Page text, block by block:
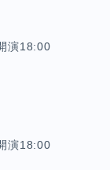
演18:00
演18:00